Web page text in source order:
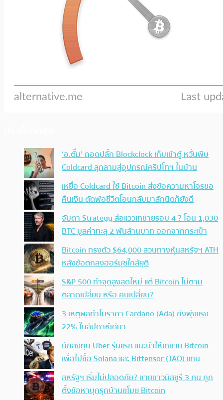
‘อ.ตั๊ม’ ถอดปลั้ก Blockclock เก็บเข้าตู้ หวั่นพิษ
Coldcard ลุกลามสู่อุปกรณ์คริปโทฯ ในบ้าน
เหยื่อ Coldcard ใช้ Bitcoin ส่งข้อความหาโจรขอ
คืนเงิน ตัดพ้อชีวิตโอนกลับมาสักนิดก็ยังดี
จับตา Strategy ส่อแววเทขายรอบ 4 ? โอน 1,030
BTC มูลค่าทะลุ 2 พันล้านบาท ออกจากกระเป๋า
Bitcoin ทรงตัว $64,000 สวนทางหุ้นสหรัฐฯ ATH
หลังข้อตกลงฮอร์มุซใกล้ยุติ
S&P 500 ทำจุดสูงสุดใหม่ แต่ Bitcoin ไม่ตาม
ตลาดเปลี่ยน หรือ คนเปลี่ยน?
3 เหตุผลทำไมราคา Cardano (Ada) ถึงพุ่งแรง
22% ในสัปดาห์เดียว
นักลงทุน Uber รุ่นแรก แนะนำให้เทขาย Bitcoin
เพื่อไปซื้อ Solana และ Bittensor (TAO) แทน
สหรัฐฯ เริ่มไม่ปลอดภัย? ชายชาวมิสซูรี 3 คน ถูก
ตั้งข้อหาบุกรุกบ้านขโมย Bitcoin